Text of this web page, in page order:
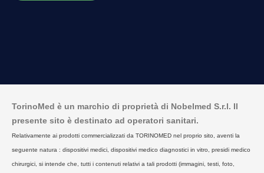
TorinoMed è un marchio di proprietà di Nobelmed S.r.l. Il
presente sito è destinato ad operatori sanitari.
Relativamente ai prodotti commercializzati da TORINOMED nel proprio sito, aventi la
seguente natura : dispositivi medici, dispositivi medico diagnostici in vitro, presidi medico
chirurgici, si intende che, tutti i contenuti relativi a tali prodotti (immagini, testi, foto,